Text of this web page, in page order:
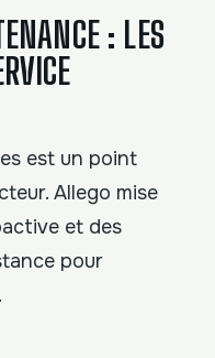
: LES
est un point
Allego mise
et des
pour